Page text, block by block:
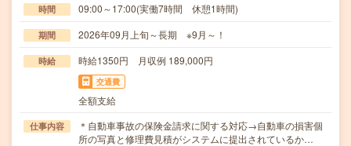
時間 09:00～17:00(実働7時間 休憩1時間)
期間 2026年09月上旬～長期 ※9月～！
時給 時給1350円 月収例 189,000円
交通費
全額支給
仕事内容
＊自動車事故の保険金請求に関する対応→自動車の損害個
所の写真と修理費見積がシステムに提出されているか…